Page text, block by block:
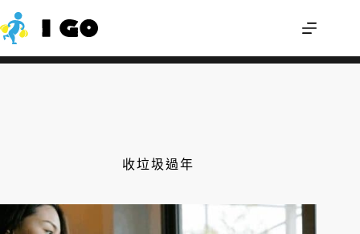
我來幫您
舊雨衣可以回收嗎？輕便雨衣怎麼丟才不
收垃圾過年